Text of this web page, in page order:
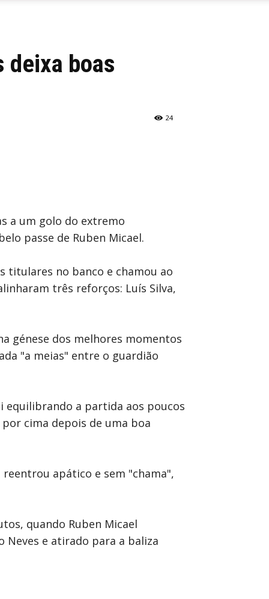
deixa boas
24
a um golo do extremo
passe de Ruben Micael.
titulares no banco e chamou ao
três reforços: Luís Silva,
génese dos melhores momentos
"a meias" entre o guardião
equilibrando a partida aos poucos
cima depois de uma boa
apático e sem "chama",
quando Ruben Micael
Neves e atirado para a baliza